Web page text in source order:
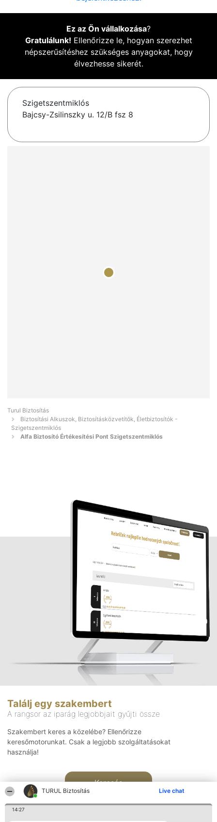
TURUL Biztosítás Live chat
14:27
Ez az Ön vállalkozása?
Gratulálunk! Ellenőrizze le, hogyan szerezhet
népszerűsítéshez szükséges anyagokat, hogy
élvezhesse sikerét.
Szigetszentmiklós
Bajcsy-Zsilinszky u. 12/B fsz 8
Turul Biztosítás
Biztosítási Alkuszok, Biztosításközvetítők, Életbiztosítók -
Szigetszentmiklós
Alfa Biztosító Értékesítési Pont Szigetszentmiklós
Találj egy szakembert
A rangsor az iparág legjobbjait gyűjti össze
Szakembert keres a közelébe? Ellenőrizze
keresőmotorunkat. Csak a legjobb szolgáltatásokat
használja!
Keresés